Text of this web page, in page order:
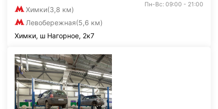
Химки(3,8 км)
Левобережная(5,6 км)
Пн-Вс: 09:00 - 21:00
Химки, ш Нагорное, 2к7